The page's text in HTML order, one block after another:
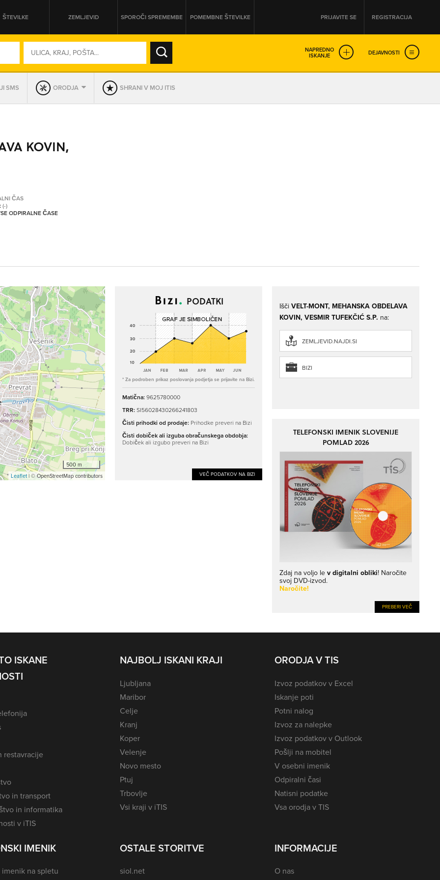
ŠTEVILKE ZEMLJEVID SPOROČI SPREMEMBE POMEMBNE ŠTEVILKE PRIJAVITE SE REGISTRACIJA
NAPREDNO
ISKANJE DEJAVNOSTI
SO ODPRTA V
SMS ORODJA SHRANI V MOJ ITIS
KOVIN,
ČAS
(-)
ODPIRALNE ČASE
500 m
Leaflet| © OpenStreetMap contributors
PODATKI
* Za podroben prikaz poslovanja podjetja se prijavite na Bizi.
Matična:9625780000
TRR:SI56028430266241803
Čisti prihodki od prodaje: Prihodke preveri na Bizi
Čisti dobiček ali izguba obračunskega obdobja:
Dobiček ali izgubo preveri na Bizi
VEČ PODATKOV NA BIZI
IščiVELT-MONT, MEHANSKA OBDELAVA
KOVIN, VESMIR TUFEKČIĆ S.P. na:
ZEMLJEVID.NAJDI.SI
BIZI
TELEFONSKI IMENIK SLOVENIJE
POMLAD 2026
Zdaj na voljo lev digitalni obliki! Naročite
svoj DVD-izvod.
Naročite!
PREBERI VEČ
ISKANE
restavracije
in transport
in informatika
v iTIS
NAJBOLJ ISKANI KRAJI
Ljubljana
Maribor
Celje
Kranj
Koper
Velenje
Novo mesto
Ptuj
Trbovlje
Vsi kraji v iTIS
ORODJA V TIS
Izvoz podatkov v Excel
Iskanje poti
Potni nalog
Izvoz za nalepke
Izvoz podatkov v Outlook
Pošlji na mobitel
V osebni imenik
Odpiralni časi
Natisni podatke
Vsa orodja v TIS
IMENIK
na spletu
OSTALE STORITVE
siol.net
INFORMACIJE
O nas